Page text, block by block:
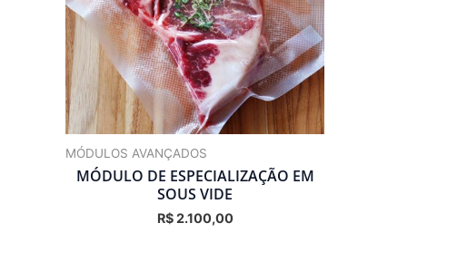
MÓDULOS AVANÇADOS
MÓDULO DE ESPECIALIZAÇÃO EM
SOUS VIDE
R$2.100,00